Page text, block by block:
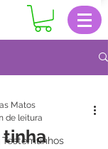
tinha
Matos
de leitura